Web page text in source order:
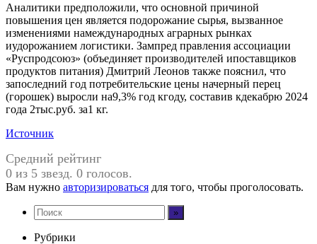
Аналитики предположили, что основной причиной
повышения цен является подорожание сырья, вызванное
изменениями намеждународных аграрных рынках
иудорожанием логистики. Зампред правления ассоциации
«Руспродсоюз» (объединяет производителей ипоставщиков
продуктов питания) Дмитрий Леонов также пояснил, что
запоследний год потребительские цены начерный перец
(горошек) выросли на9,3% год кгоду, составив кдекабрю 2024
года 2тыс.руб. за1 кг.
Источник
Средний рейтинг
0 из 5 звезд. 0 голосов.
Вам нужно авторизироваться для того, чтобы проголосовать.
Рубрики